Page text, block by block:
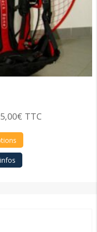
€ Price
through
5.315,00€
TTC